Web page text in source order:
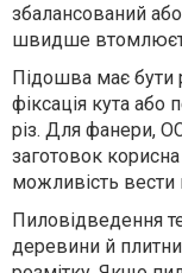
збалансований
швидше
Підошва має бути
фіксація кута
різ. Для фанери,
заготовок
можливість вести
Пиловідведення
деревини й